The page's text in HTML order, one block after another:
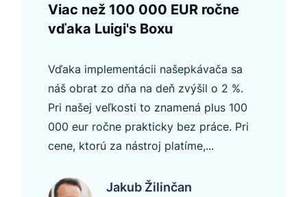
Viac než 100 000 EUR ročne
vďaka Luigi's Boxu
Vďaka implementácii našepkávača sa
náš obrat zo dňa na deň zvýšil o 2 %.
Pri našej veľkosti to znamená plus 100
000 eur ročne prakticky bez práce. Pri
cene, ktorú za nástroj platíme,...
Jakub Žilinčan